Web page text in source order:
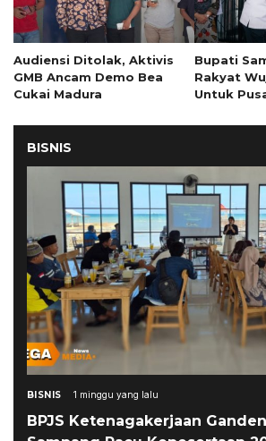
Audiensi Ditolak, Aktivis
GMB Ancam Demo Bea
Cukai Madura
Bupati
Rakyat
Untuk
BISNIS
BISNIS 1 minggu yang lalu
BPJS Ketenagakerjaan